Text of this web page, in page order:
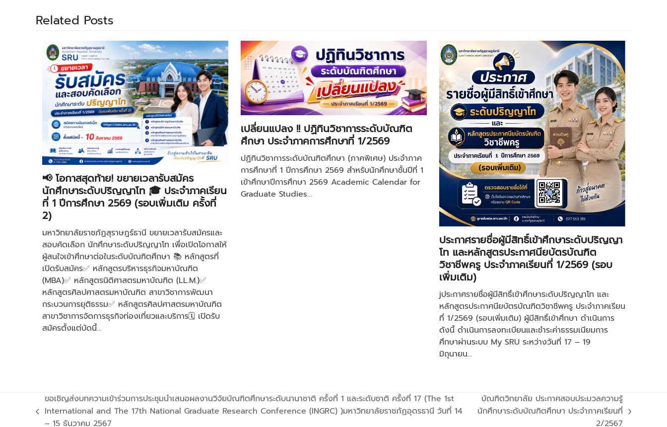
Related Posts
📢 โอกาสสุดท้าย! ขยายเวลารับสมัคร
นักศึกษาระดับปริญญาโท 🎓 ประจำภาคเรียน
ที่ 1 ปีการศึกษา 2569 (รอบเพิ่มเติม ครั้งที่
2)
มหาวิทยาลัยราชภัฏสุราษฎร์ธานี ขยายเวลารับสมัครและ
สอบคัดเลือก นักศึกษาระดับปริญญาโท เพื่อเปิดโอกาสให้
ผู้สนใจเข้าศึกษาต่อในระดับบัณฑิตศึกษา 📚 หลักสูตรที่
เปิดรับสมัคร✅ หลักสูตรบริหารธุรกิจมหาบัณฑิต
(MBA)✅ หลักสูตรนิติศาสตรมหาบัณฑิต (LL.M.)✅
หลักสูตรศิลปศาสตรมหาบัณฑิต สาขาวิชาการพัฒนา
กระบวนการยุติธรรม✅ หลักสูตรศิลปศาสตรมหาบัณฑิต
สาขาวิชาการจัดการธุรกิจท่องเที่ยวและบริการ🗓 เปิดรับ
สมัครตั้งแต่บัดนี้…
เปลี่ยนแปลง !! ปฏิทินวิชาการระดับบัณฑิต
ศึกษา ประจำภาคการศึกษาที่ 1/2569
ปฏิทินวิชาการระดับบัณฑิตศึกษา (ภาคพิเศษ) ประจำภาค
การศึกษาที่ 1 ปีการศึกษา 2569 สำหรับนักศึกษาชั้นปีที่ 1
เข้าศึกษาปีการศึกษา 2569 Academic Calendar for
Graduate Studies…
ประกาศรายชื่อผู้มีสิทธิ์เข้าศึกษาระดับปริญญา
โท และหลักสูตรประกาศนียบัตรบัณฑิต
วิชาชีพครู ประจำภาคเรียนที่ 1/2569 (รอบ
เพิ่มเติม)
jประกาศรายชื่อผู้มีสิทธิ์เข้าศึกษาระดับปริญญาโท และ
หลักสูตรประกาศนียบัตรบัณฑิตวิชาชีพครู ประจำภาคเรียน
ที่ 1/2569 (รอบเพิ่มเติม) ผู้มีสิทธิ์เข้าศึกษา ดำเนินการ
ดังนี้ ดำเนินการลงทะเบียนและชำระค่าธรรมเนียมการ
ศึกษาผ่านระบบ My SRU ระหว่างวันที่ 17 – 19
มิถุนายน…
previous
ขอเชิญส่งบทความเข้าร่วมการประชุมนำเสนอผลงานวิจัยบัณฑิตศึกษาระดับนานาชาติ ครั้งที่ 1 และระดับชาติ ครั้งที่ 17 (The 1st
International and The 17th National Graduate Research Conference (INGRC) )มหาวิทยาลัยราชภัฏอุดรธานี วันที่ 14
– 15 ธันวาคม 2567
next
บัณฑิตวิทยาลัย ประกาศสอบประมวลความรู้
นักศึกษาระดับบัณฑิตศึกษา ประจำภาคเรียนที่
2/2567